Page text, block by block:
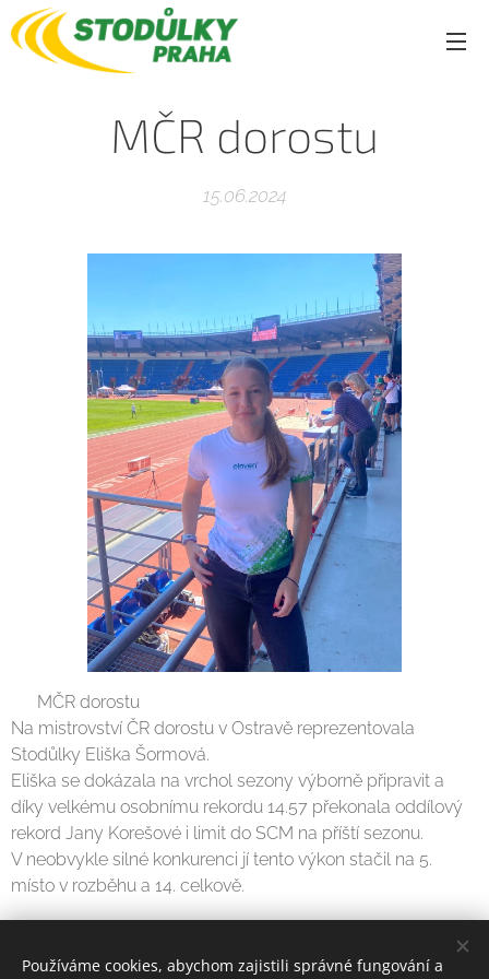
MČR dorostu
15.06.2024
🏟️ MČR dorostu 🏟️
Na mistrovství ČR dorostu v Ostravě reprezentovala
Stodůlky Eliška Šormová.
Eliška se dokázala na vrchol sezony výborně připravit a
díky velkému osobnímu rekordu 14.57 překonala oddílový
rekord Jany Korešové i limit do SCM na příští sezonu.
V neobvykle silné konkurenci jí tento výkon stačil na 5.
místo v rozběhu a 14. celkově.
Používáme cookies, abychom zajistili správné fungování a